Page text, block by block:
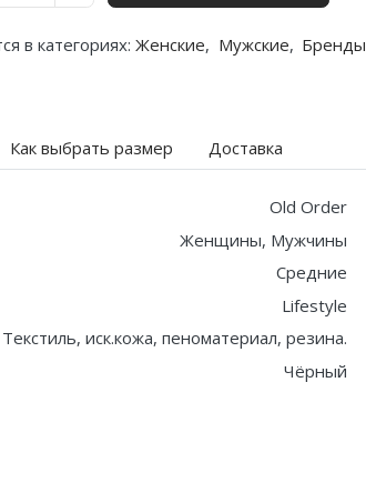
в категориях: Женские, Мужские, Бренды
Как выбрать размер Доставка
Old Order
Женщины, Мужчины
Средние
Lifestyle
Текстиль, иск.кожа, пеноматериал, резина.
Чёрный